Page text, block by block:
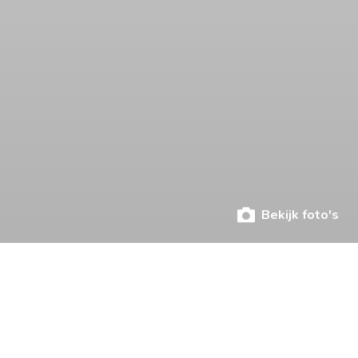
Bekijk foto's